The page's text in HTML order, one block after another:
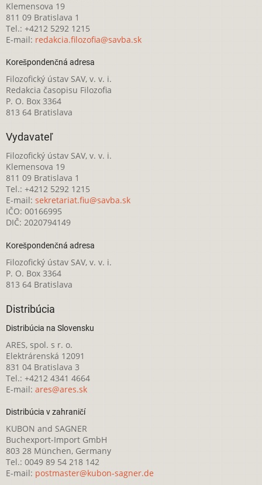
Klemensova 19
811 09 Bratislava 1
Tel.: +4212 5292 1215
E-mail: redakcia.filozofia@savba.sk
Korešpondenčná adresa
Filozofický ústav SAV, v. v. i.
Redakcia časopisu Filozofia
P. O. Box 3364
813 64 Bratislava
Vydavateľ
Filozofický ústav SAV, v. v. i.
Klemensova 19
811 09 Bratislava 1
Tel.: +4212 5292 1215
E-mail: sekretariat.fiu@savba.sk
IČO: 00166995
DIČ: 2020794149
Korešpondenčná adresa
Filozofický ústav SAV, v. v. i.
P. O. Box 3364
813 64 Bratislava
Distribúcia
Distribúcia na Slovensku
ARES, spol. s r. o.
Elektrárenská 12091
831 04 Bratislava 3
Tel.: +4212 4341 4664
E-mail: ares@ares.sk
Distribúcia v zahraničí
KUBON and SAGNER
Buchexport-Import GmbH
803 28 München, Germany
Tel.: 0049 89 54 218 142
E-mail: postmaster@kubon-sagner.de